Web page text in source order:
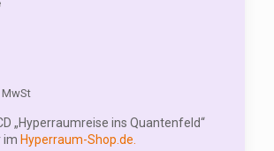
MwSt
„Hyperraumreise ins Quantenfeld“
im Hyperraum-Shop.de.